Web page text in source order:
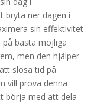
bryta ner dagen i
sin effektivitet
bästa möjliga
men den hjälper
slösa tid på
vill prova denna
börja med att dela